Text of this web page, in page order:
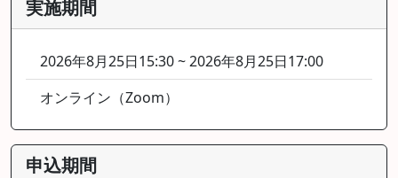
実施期間
2026年8月25日15:30 ~ 2026年8月25日17:00
オンライン（Zoom）
申込期間